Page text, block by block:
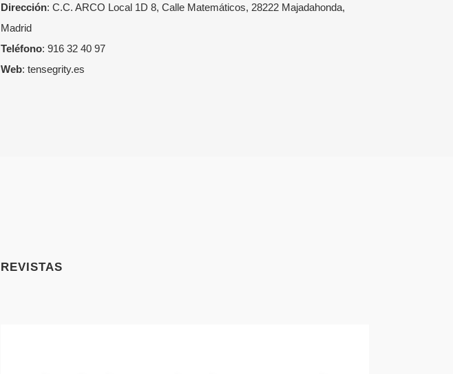
Dirección: C.C. ARCO Local 1D 8, Calle Matemáticos, 28222 Majadahonda,
Madrid
Teléfono: 916 32 40 97
Web: tensegrity.es
REVISTAS